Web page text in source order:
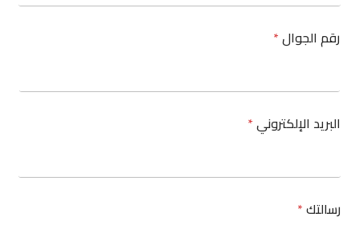
a
u
ر
س
ت
ا
ل
رقم الجوال*
البريد الإلكتروني*
رسالتك*